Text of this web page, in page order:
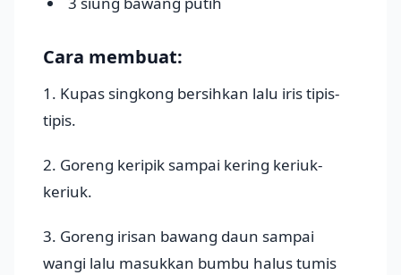
Cara membuat:
1. Kupas singkong bersihkan lalu iris tipis-
tipis.
2. Goreng keripik sampai kering keriuk-
keriuk.
3. Goreng irisan bawang daun sampai
wangi lalu masukkan bumbu halus tumis